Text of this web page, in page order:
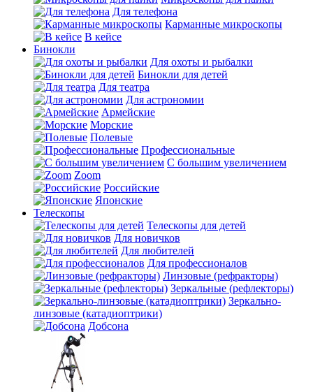
Для телефона
Карманные микроскопы
В кейсе
Бинокли
Для охоты и рыбалки
Бинокли для детей
Для театра
Для астрономии
Армейские
Морские
Полевые
Профессиональные
С большим увеличением
Zoom
Российские
Японские
Телескопы
Телескопы для детей
Для новичков
Для любителей
Для профессионалов
Линзовые (рефракторы)
Зеркальные (рефлекторы)
Зеркально-
линзовые (катадиоптрики)
Добсона